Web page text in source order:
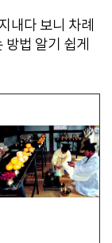
내다 보니 차례
법 알기 쉽게